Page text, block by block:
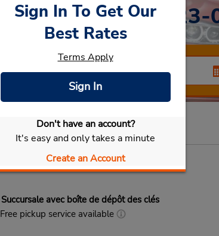
at FERMÉ LE
Sélectionner ma voiture
Sign In To Get Our
Best Rates
Terms Apply
Sign In
Don't have an account?
It's easy and only takes a minute
Create an Account
FERMÉ LE 2023-01-03
Succursale avec boîte de dépôt des clés
Free pickup service available